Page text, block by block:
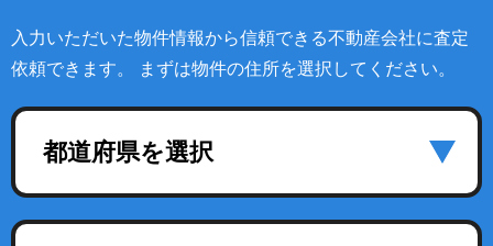
入力いただいた物件情報から信頼できる不動産会社に査定
依頼できます。 まずは物件の住所を選択してください。
都道府県を選択